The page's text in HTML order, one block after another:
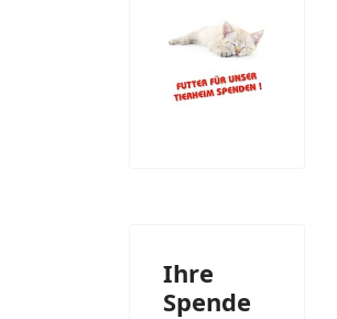
Ihre
Spende